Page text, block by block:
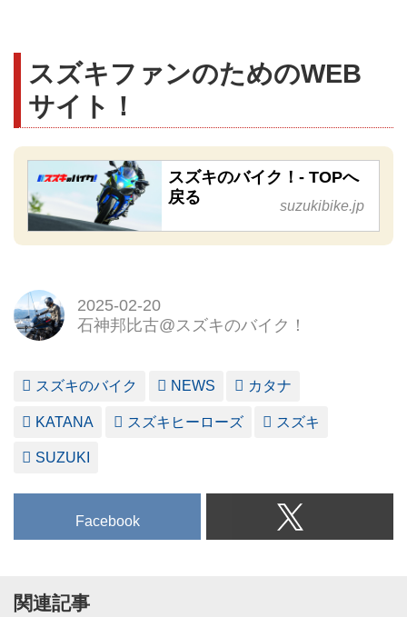
スズキファンのためのWEB
サイト！
スズキのバイク！- TOPへ
戻る
suzukibike.jp
2025-02-20
石神邦比古@スズキのバイク！
スズキのバイク NEWS カタナ
KATANA スズキヒーローズ スズキ
SUZUKI
Facebook
関連記事